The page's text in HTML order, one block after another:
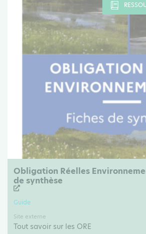
Obligation Réelles
de synthèse
Guide
Site externe
Tout savoir sur les ORE